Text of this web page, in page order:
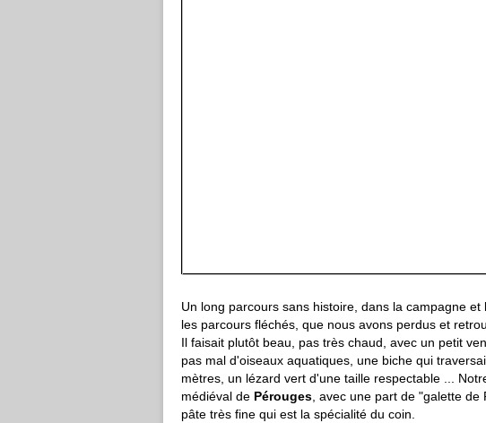
Un long parcours sans histoire, dans la campagne
les parcours fléchés, que nous avons perdus et
Il faisait plutôt beau, pas très chaud, avec un petit
pas mal d'oiseaux aquatiques, une biche qui
mètres, un lézard vert d'une taille respectable ...
médiéval de Pérouges , avec une part de "galette
pâte très fine qui est la spécialité du coin.